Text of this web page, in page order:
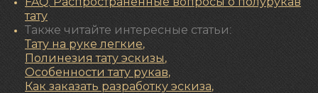
тату
Также читайте интересные статьи:
Тату на руке легкие,
Полинезия тату эскизы,
Особенности тату рукав,
Как заказать разработку эскиза,